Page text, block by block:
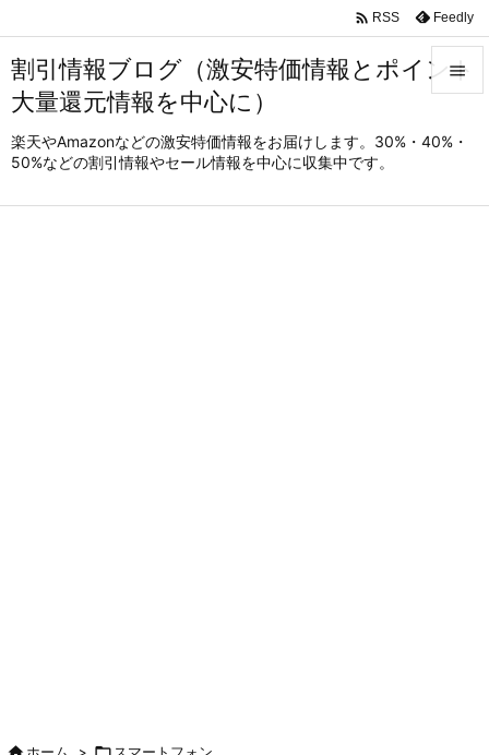
割引情報ブログ（激安特価情報とポイント
大量還元情報を中心に）
楽天やAmazonなどの激安特価情報をお届けします。30%・40%・
50%などの割引情報やセール情報を中心に収集中です。

メニュ
 RSS Feedly